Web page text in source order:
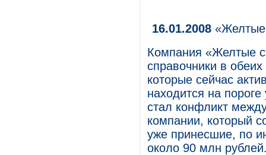
16.01.2008
Компания «Желтые
справочники в
которые сейчас
находится на
стал конфликт
компании, который
уже принесшие, по
около 90 млн